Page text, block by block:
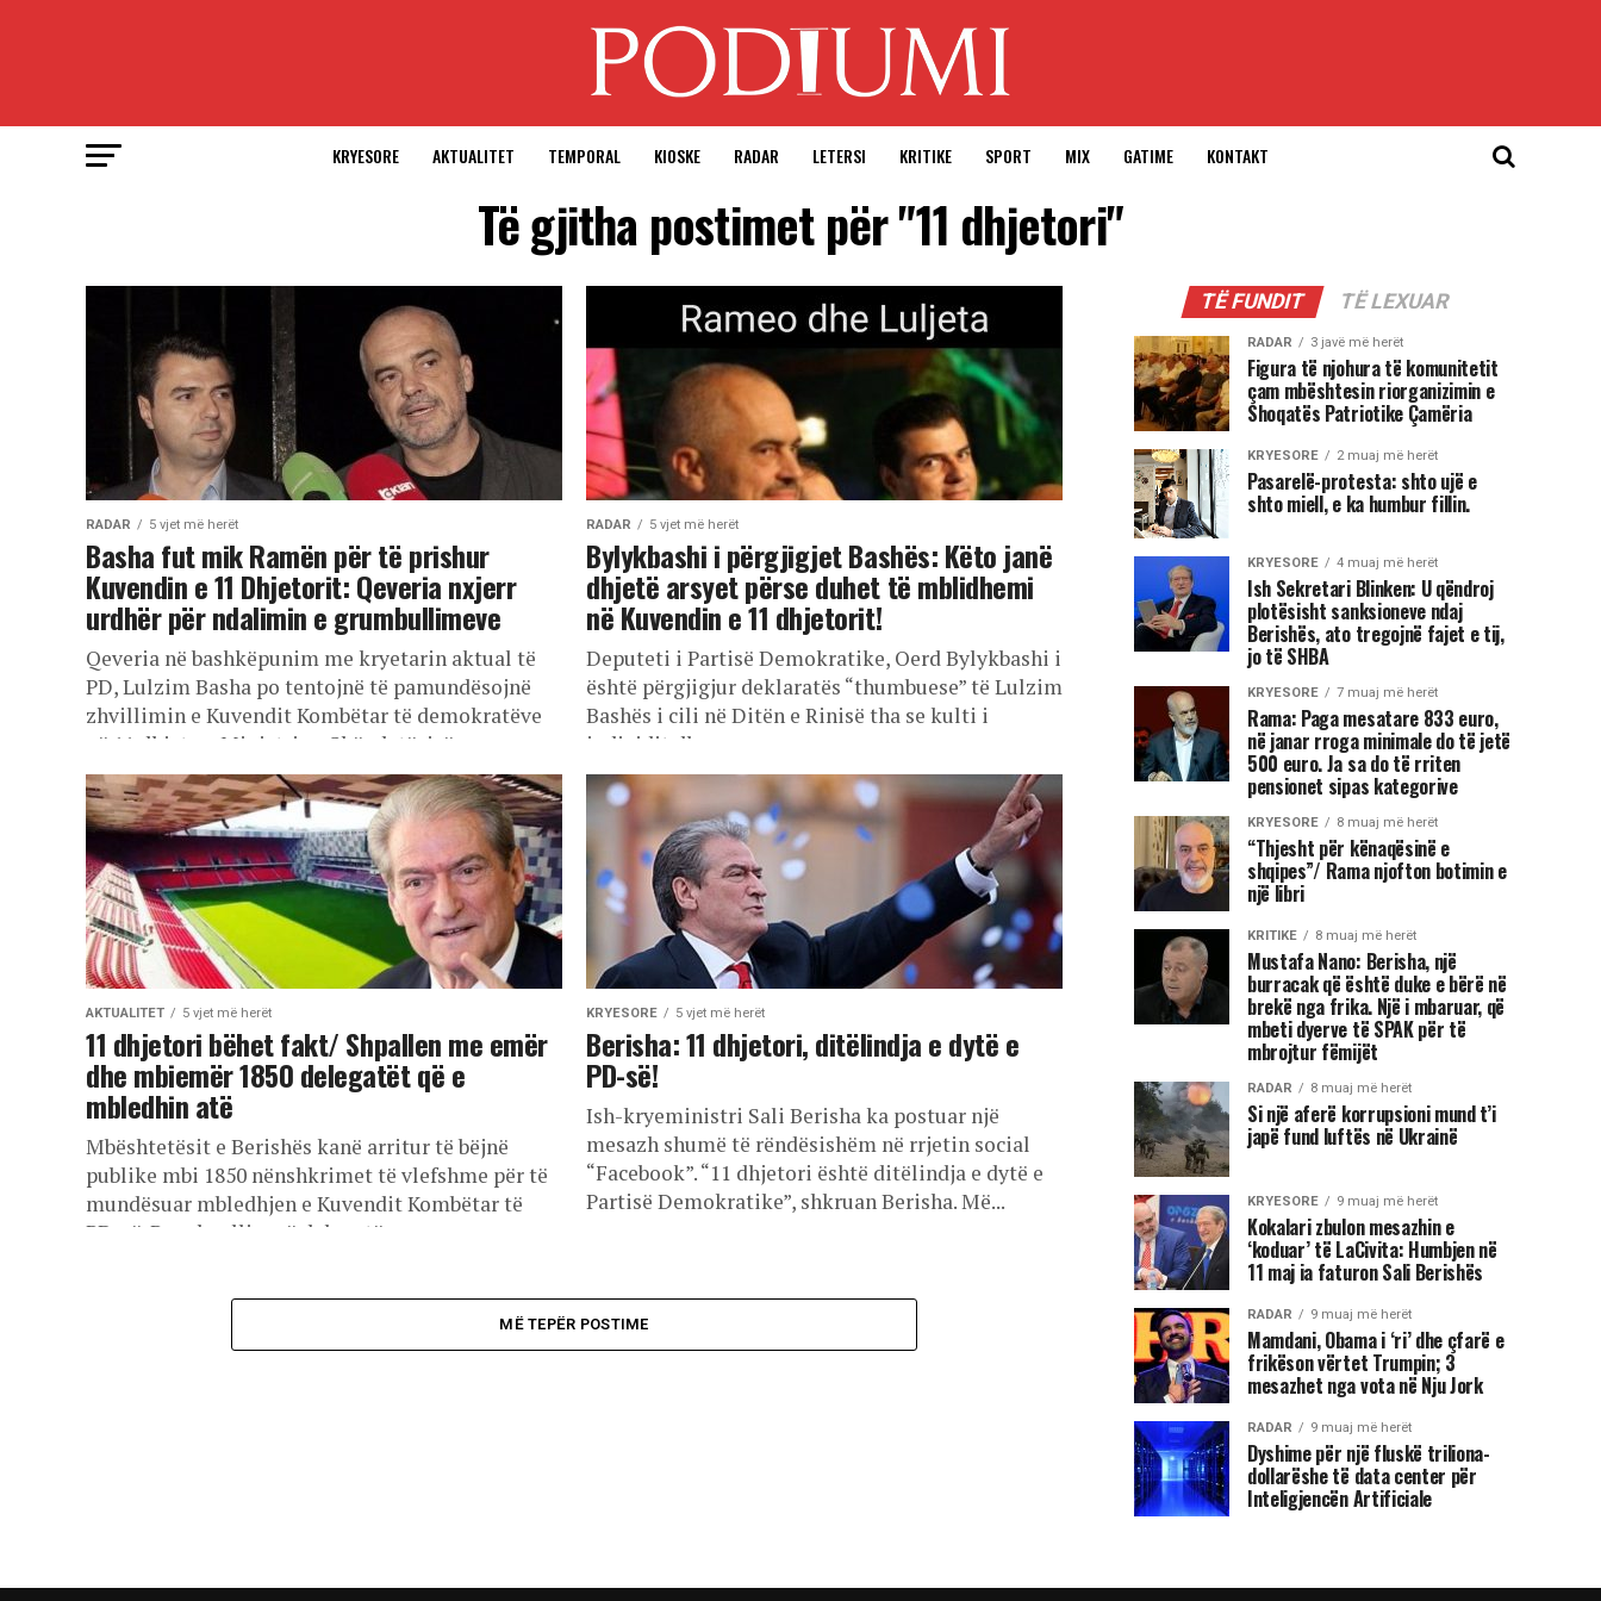
KRYESORE AKTUALITET TEMPORAL KIOSKE RADAR LETERSI KRITIKE SPORT MIX GATIME KONTAKT
Të gjitha postimet për "11 dhjetori"
RADAR 5 vjet më herët
Basha fut mik Ramën për të prishur
Kuvendin e 11 Dhjetorit: Qeveria nxjerr
urdhër për ndalimin e grumbullimeve
Qeveria në bashkëpunim me kryetarin aktual të
PD, Lulzim Basha po tentojnë të pamundësojnë
zhvillimin e Kuvendit Kombëtar të demokratëve
në 11 dhjetor. Ministrja e Shëndetësisë,...
RADAR 5 vjet më herët
Bylykbashi i përgjigjet Bashës: Këto janë
dhjetë arsyet përse duhet të mblidhemi
në Kuvendin e 11 dhjetorit!
Deputeti i Partisë Demokratike, Oerd Bylykbashi i
është përgjigjur deklaratës “thumbuese” të Lulzim
Bashës i cili në Ditën e Rinisë tha se kulti i
individit dhe...
AKTUALITET 5 vjet më herët
11 dhjetori bëhet fakt/ Shpallen me emër
dhe mbiemër 1850 delegatët që e
mbledhin atë
Mbështetësit e Berishës kanë arritur të bëjnë
publike mbi 1850 nënshkrimet të vlefshme për të
mundësuar mbledhjen e Kuvendit Kombëtar të
PD-së. Pas shpalljes së delegatëve...
KRYESORE 5 vjet më herët
Berisha: 11 dhjetori, ditëlindja e dytë e
PD-së!
Ish-kryeministri Sali Berisha ka postuar një
mesazh shumë të rëndësishëm në rrjetin social
“Facebook”. “11 dhjetori është ditëlindja e dytë e
Partisë Demokratike”, shkruan Berisha. Më...
MË TEPËR POSTIME
TË FUNDIT TË LEXUAR
RADAR 3 javë më herët
Figura të njohura të komunitetit
çam mbështesin riorganizimin e
Shoqatës Patriotike Çamëria
KRYESORE 2 muaj më herët
Pasarelë-protesta: shto ujë e
shto miell, e ka humbur fillin.
KRYESORE 4 muaj më herët
Ish Sekretari Blinken: U qëndroj
plotësisht sanksioneve ndaj
Berishës, ato tregojnë fajet e tij,
jo të SHBA
KRYESORE 7 muaj më herët
Rama: Paga mesatare 833 euro,
në janar rroga minimale do të jetë
500 euro. Ja sa do të rriten
pensionet sipas kategorive
KRYESORE 8 muaj më herët
“Thjesht për kënaqësinë e
shqipes”/ Rama njofton botimin e
një libri
KRITIKE 8 muaj më herët
Mustafa Nano: Berisha, një
burracak që është duke e bërë në
brekë nga frika. Një i mbaruar, që
mbeti dyerve të SPAK për të
mbrojtur fëmijët
RADAR 8 muaj më herët
Si një aferë korrupsioni mund t’i
japë fund luftës në Ukrainë
KRYESORE 9 muaj më herët
Kokalari zbulon mesazhin e
‘koduar’ të LaCivita: Humbjen në
11 maj ia faturon Sali Berishës
RADAR 9 muaj më herët
Mamdani, Obama i ‘ri’ dhe çfarë e
frikëson vërtet Trumpin; 3
mesazhet nga vota në Nju Jork
RADAR 9 muaj më herët
Dyshime për një fluskë triliona-
dollarëshe të data center për
Inteligjencën Artificiale